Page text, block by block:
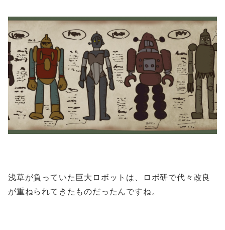
浅草が負っていた巨大ロボットは、ロボ研で代々改良
が重ねられてきたものだったんですね。